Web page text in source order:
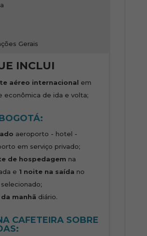
Gerais
INCLUI
aéreo internacional em
econômica de ida e volta;
aeroporto - hotel -
em serviço privado;
de hospedagem na
e 1 noite na saída no
manhã diário.
CAFETEIRA SOBRE